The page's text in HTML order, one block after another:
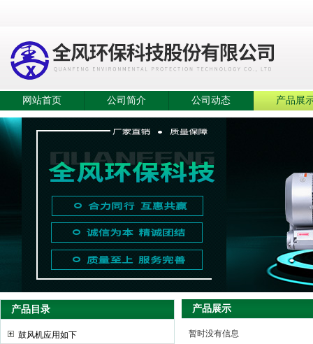
网站首页 公司简介 公司动态 产品展
产品目录
鼓风机应用如下
产品展示
暂时没有信息